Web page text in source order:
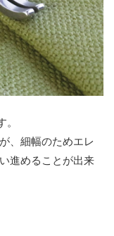
、細幅のためエレ
進めることが出来